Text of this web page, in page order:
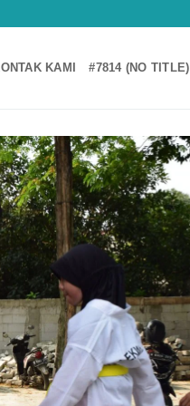
KAMI #7814 (NO TITLE)